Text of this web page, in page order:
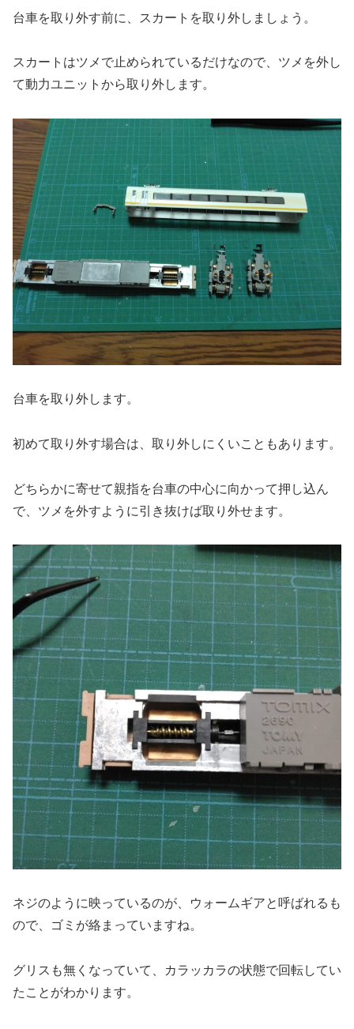
台車を取り外す前に、スカートを取り外しましょう。
スカートはツメで止められているだけなので、ツメを外し
て動力ユニットから取り外します。
台車を取り外します。
初めて取り外す場合は、取り外しにくいこともあります。
どちらかに寄せて親指を台車の中心に向かって押し込ん
で、ツメを外すように引き抜けば取り外せます。
ネジのように映っているのが、ウォームギアと呼ばれるも
ので、ゴミが絡まっていますね。
グリスも無くなっていて、カラッカラの状態で回転してい
たことがわかります。